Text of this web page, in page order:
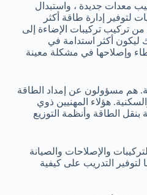
معدات جديدة ، واستبدال
لتوفير إدارة طاقة أكثر
تركيب تركيبات الإضاءة إلى
ليكون أكثر استدامة في
وإصلاحها في مشكلة معينة
هم مسؤولون عن إمداد الطاقة
هؤلاء المهنيين ذوي
بنقل الطاقة وأنظمة التوزيع
والإصلاحات والصيانة
التدريب على كيفية